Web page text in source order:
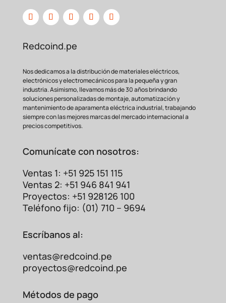
Característica
Fuente
G03524C
Entrada
(Amplio y
Redcoind.pe
Nos dedicamos a la distribución de materiales eléctricos,
electrónicos y electromecánicos para la pequeña y gran
industria. Asimismo, llevamos más de 30 años brindando
soluciones personalizadas de montaje, automatización y
mantenimiento de aparamenta eléctrica industrial, trabajando
siempre con las mejores marcas del mercado internacional a
precios competitivos.
Comunícate con nosotros:
Ventas 1: +51 925 151 115
Ventas 2: +51 946 841 941
Proyectos: +51 928126 100
Teléfono fijo: (01) 710 – 9694
Escríbanos al:
ventas@redcoind.pe
proyectos@redcoind.pe
Métodos de pago